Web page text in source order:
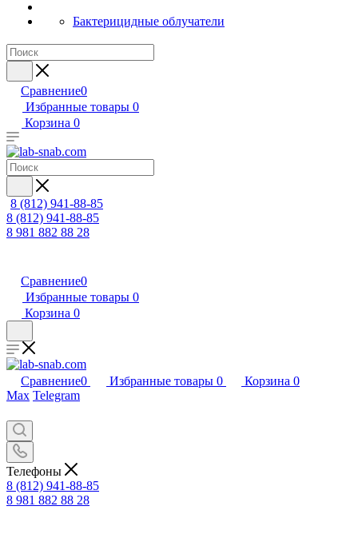
Бактерицидные облучатели
Сравнение0
Избранные товары 0
Корзина 0
8 (812) 941-88-85
8 (812) 941-88-85
8 981 882 88 28
Сравнение0
Избранные товары 0
Корзина 0
Сравнение0 Избранные товары 0 Корзина 0
Max Telegram
Телефоны
8 (812) 941-88-85
8 981 882 88 28